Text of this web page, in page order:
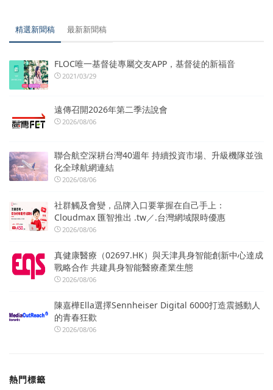
精選新聞稿 最新新聞稿
FLOC唯一基督徒專屬交友APP，基督徒的新福音
2021/03/29
遠傳召開2026年第二季法說會
2026/08/06
聯合航空深耕台灣40週年 持續投資市場、升級機隊並強
化全球航網連結
2026/08/06
社群觸及會變，品牌入口要掌握在自己手上：
Cloudmax 匯智推出 .tw／.台灣網域限時優惠
2026/08/06
真健康醫療（02697.HK）與天津具身智能創新中心達成
戰略合作 共建具身智能醫療產業生態
2026/08/06
陳嘉樺Ella選擇Sennheiser Digital 6000打造震撼動人
的青春狂歡
2026/08/06
熱門標籤